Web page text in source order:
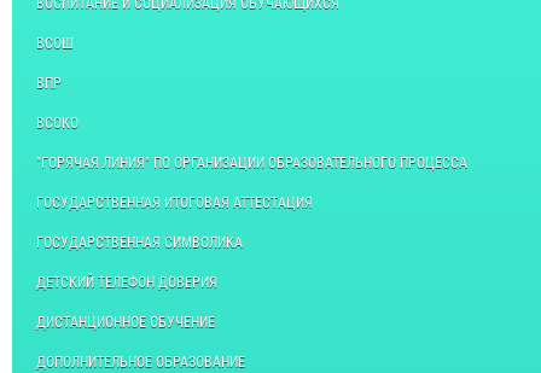
ВОСПИТАНИЕ И СОЦИАЛИЗАЦИЯ ОБУЧАЮЩИХСЯ
ВСОШ
ВПР
ВСОКО
"ГОРЯЧАЯ ЛИНИЯ" ПО ОРГАНИЗАЦИИ ОБРАЗОВАТЕЛЬНОГО ПРОЦЕССА
ГОСУДАРСТВЕННАЯ ИТОГОВАЯ АТТЕСТАЦИЯ
ГОСУДАРСТВЕННАЯ СИМВОЛИКА
ДЕТСКИЙ ТЕЛЕФОН ДОВЕРИЯ
ДИСТАНЦИОННОЕ ОБУЧЕНИЕ
ДОПОЛНИТЕЛЬНОЕ ОБРАЗОВАНИЕ